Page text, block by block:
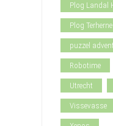
Plog Landal
Plog Terherne
puzzel
Robotime
Utrecht
Vissevasse